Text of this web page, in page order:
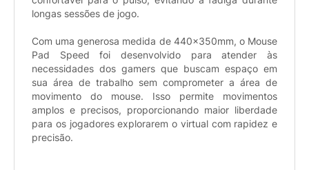
longas sessões de jogo.
Com uma generosa medida de 440x350mm, o Mouse
Pad Speed foi desenvolvido para atender às
necessidades dos gamers que buscam espaço em
sua área de trabalho sem comprometer a área de
movimento do mouse. Isso permite movimentos
amplos e precisos, proporcionando maior liberdade
para os jogadores explorarem o virtual com rapidez e
precisão.